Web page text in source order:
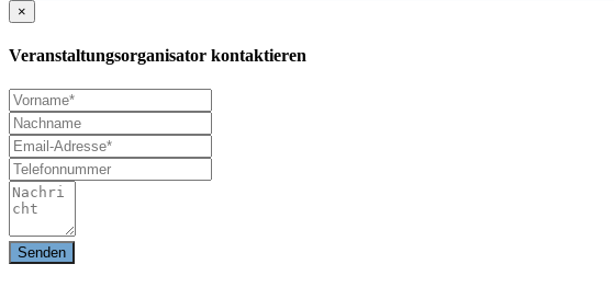
×
Veranstaltungsorganisator kontaktieren